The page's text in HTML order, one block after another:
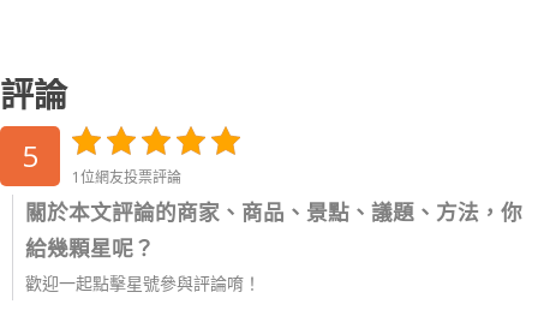
評論
5
1位網友投票評論
關於本文評論的商家、商品、景點、議題、方法，你
給幾顆星呢？
歡迎一起點擊星號參與評論唷！